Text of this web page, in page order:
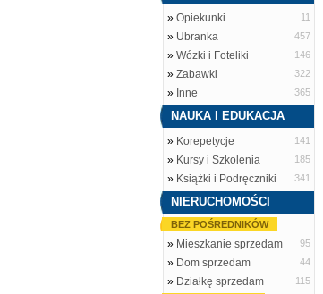
» Opiekunki 11
» Ubranka 457
» Wózki i Foteliki 146
» Zabawki 322
» Inne 365
NAUKA I EDUKACJA
» Korepetycje 141
» Kursy i Szkolenia 185
» Książki i Podręczniki 341
NIERUCHOMOŚCI
BEZ POŚREDNIKÓW
» Mieszkanie sprzedam 95
» Dom sprzedam 44
» Działkę sprzedam
115